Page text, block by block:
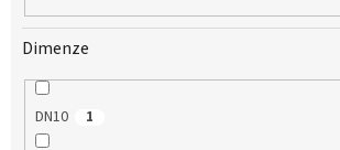
Dimenze
DN10 1